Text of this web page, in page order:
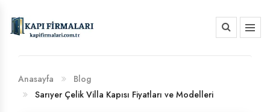
BANKA HESAP NUMARALARIMIZ
Anasayfa
Blog
Sarıyer Çelik Villa Kapısı Fiyatları ve Modelleri